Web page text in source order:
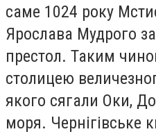
саме 1024 року
Ярослава Мудрого
престол. Таким
столицею
якого сягали Оки,
моря. Чернігівське